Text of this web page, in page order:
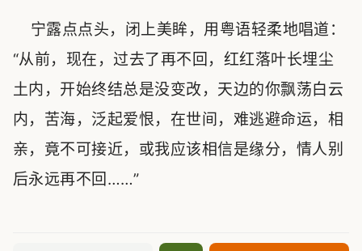
宁露点点头，闭上美眸，用粤语轻柔地唱道：
“从前，现在，过去了再不回，红红落叶长埋尘
土内，开始终结总是没变改，天边的你飘荡白云
内，苦海，泛起爱恨，在世间，难逃避命运，相
亲，竟不可接近，或我应该相信是缘分，情人别
后永远再不回……”